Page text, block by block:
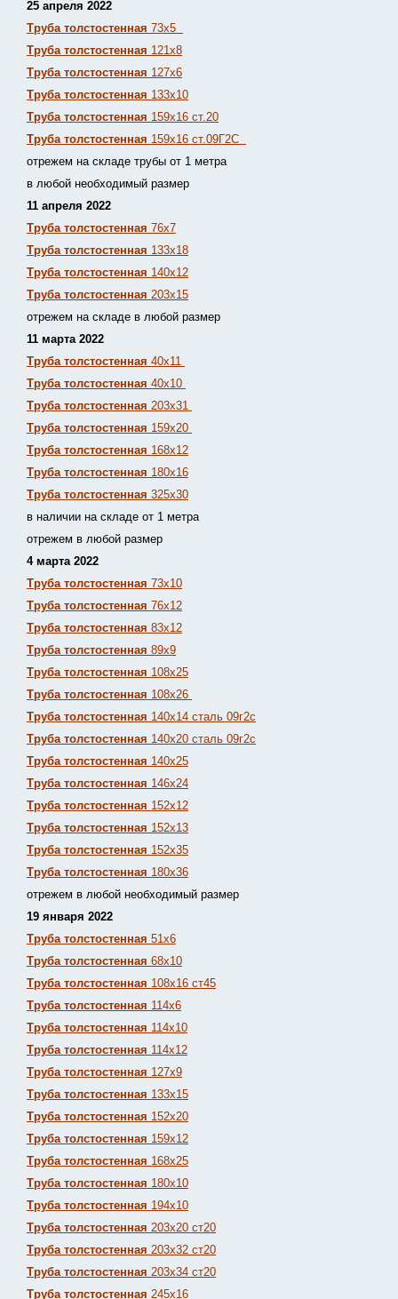
25 апреля 2022
Труба толстостенная 73х5
Труба толстостенная 121х8
Труба толстостенная 127х6
Труба толстостенная 133х10
Труба толстостенная 159х16 ст.20
Труба толстостенная 159х16 ст.09Г2С
отрежем на складе трубы от 1 метра
в любой необходимый размер
11 апреля 2022
Труба толстостенная 76х7
Труба толстостенная 133х18
Труба толстостенная 140х12
Труба толстостенная 203х15
отрежем на складе в любой размер
11 марта 2022
Труба толстостенная 40х11
Труба толстостенная 40х10
Труба толстостенная 203х31
Труба толстостенная 159х20
Труба толстостенная 168х12
Труба толстостенная 180х16
Труба толстостенная 325х30
в наличии на складе от 1 метра
отрежем в любой размер
4 марта 2022
Труба толстостенная 73х10
Труба толстостенная 76х12
Труба толстостенная 83х12
Труба толстостенная 89х9
Труба толстостенная 108х25
Труба толстостенная 108х26
Труба толстостенная 140х14 сталь 09г2с
Труба толстостенная 140х20 сталь 09г2с
Труба толстостенная 140х25
Труба толстостенная 146х24
Труба толстостенная 152х12
Труба толстостенная 152х13
Труба толстостенная 152х35
Труба толстостенная 180х36
отрежем в любой необходимый размер
19 января 2022
Труба толстостенная 51х6
Труба толстостенная 68х10
Труба толстостенная 108х16 ст45
Труба толстостенная 114х6
Труба толстостенная 114х10
Труба толстостенная 114х12
Труба толстостенная 127х9
Труба толстостенная 133х15
Труба толстостенная 152х20
Труба толстостенная 159х12
Труба толстостенная 168х25
Труба толстостенная 180х10
Труба толстостенная 194х10
Труба толстостенная 203х20 ст20
Труба толстостенная 203х32 ст20
Труба толстостенная 203х34 ст20
Труба толстостенная 245х16